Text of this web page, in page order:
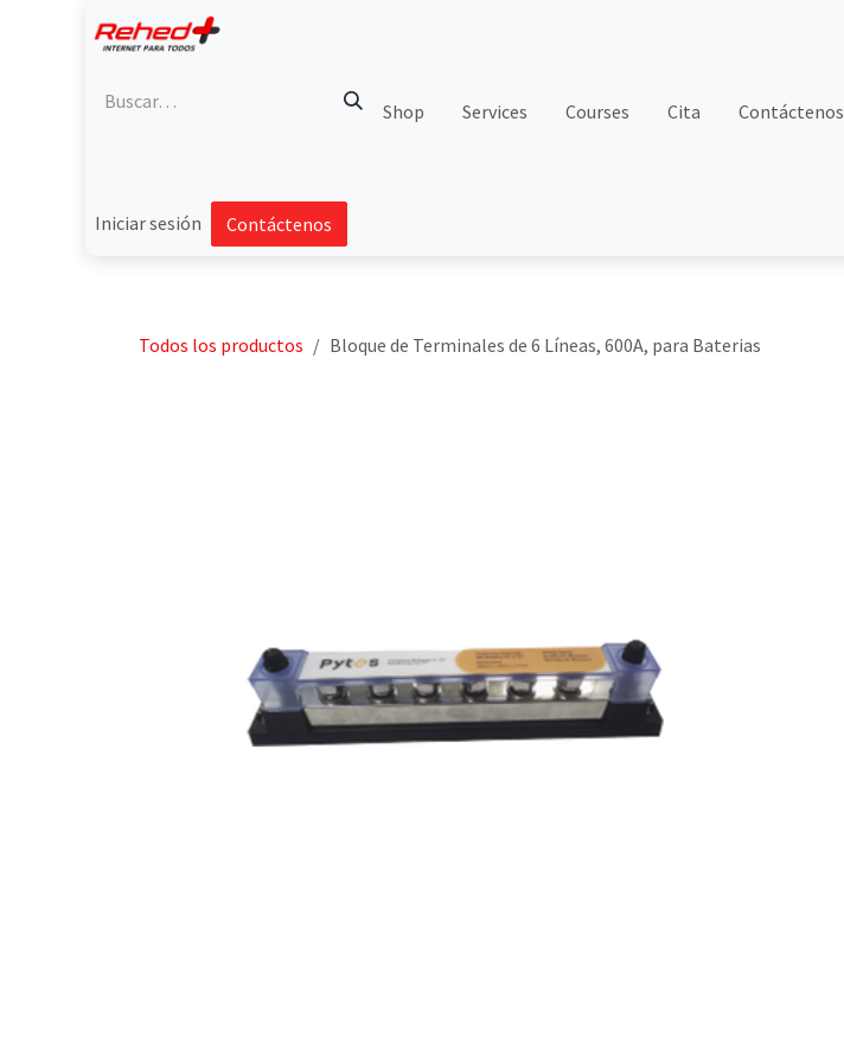
Shop Services Courses Cita Contáctenos
Iniciar sesión Contáctenos
Todos los productos Bloque de Terminales de 6 Líneas, 600A, para Baterias